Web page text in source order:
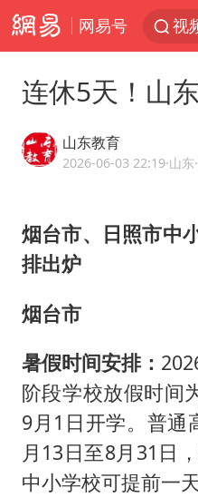
网易号
黄
浙
女
《
多
万
连休5天！山
山东教育
2026-06-03 22:19·山东
烟台市、日照市中
排出炉
烟台市
暑假时间安排：
阶段学校放假时间
9月1日开学。普通
月13日至8月31日
中小学校可提前一